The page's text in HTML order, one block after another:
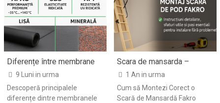
Diferențe între membrane
APAO, SBS și APP |
Minerală
9 Luni in urma
Descoperă principalele
diferențe dintre membranele
Scara de mansarda –
Instructiuni de montaj
1 An in urma
Cum să Montezi Corect o
Scară de Mansardă Fakro